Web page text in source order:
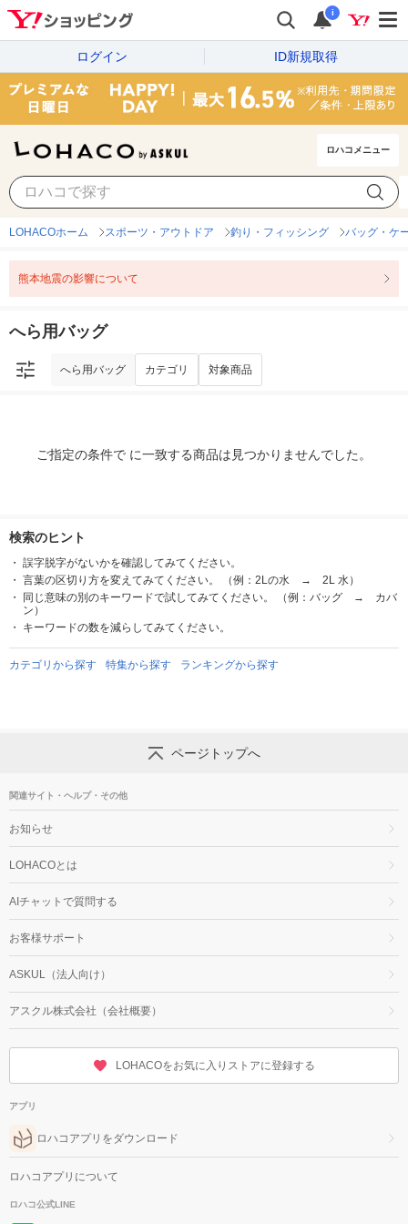
i
ログイン ID新規取得
ロハコメニュー
へら用バッグ
LOHACOホーム スポーツ・アウトドア 釣り・フィッシング バッグ・ケ
熊本地震の影響について
へら用バッグ
へら用バッグ カテゴリ 対象商品
ご指定の条件で に一致する商品は見つかりませんでした。
検索のヒント
誤字脱字がないかを確認してみてください。
言葉の区切り方を変えてみてください。 （例：2Lの水 → 2L 水）
同じ意味の別のキーワードで試してみてください。 （例：バッグ → カバ
ン）
キーワードの数を減らしてみてください。
カテゴリから探す 特集から探す ランキングから探す
ページトップへ
関連サイト・ヘルプ・その他
お知らせ
LOHACOとは
AIチャットで質問する
お客様サポート
ASKUL（法人向け）
アスクル株式会社（会社概要）
LOHACOをお気に入りストアに登録する
アプリ
ロハコアプリをダウンロード
ロハコアプリについて
ロハコ公式LINE